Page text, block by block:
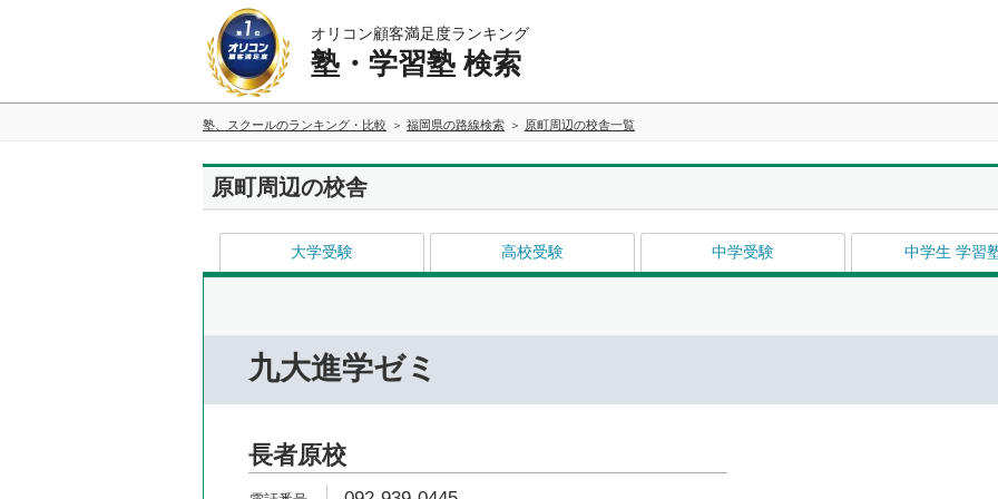
オリコン顧客満足度ランキング
塾・学習塾 検索
塾、スクールのランキング・比較 福岡県の路線検索 原町周辺の校舎一覧
原町周辺の校舎
大学受験 高校受験 中学受験 中学生 学習
九大進学ゼミ
長者原校